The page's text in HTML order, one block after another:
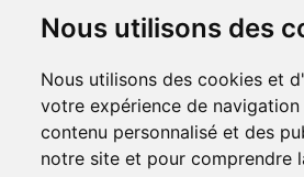
Nous utilisons des
Nous utilisons des cookies et
votre expérience de
contenu personnalisé et des
notre site et pour comprendre
Mes préférences Cookies
Véronique Vos
APB 522709